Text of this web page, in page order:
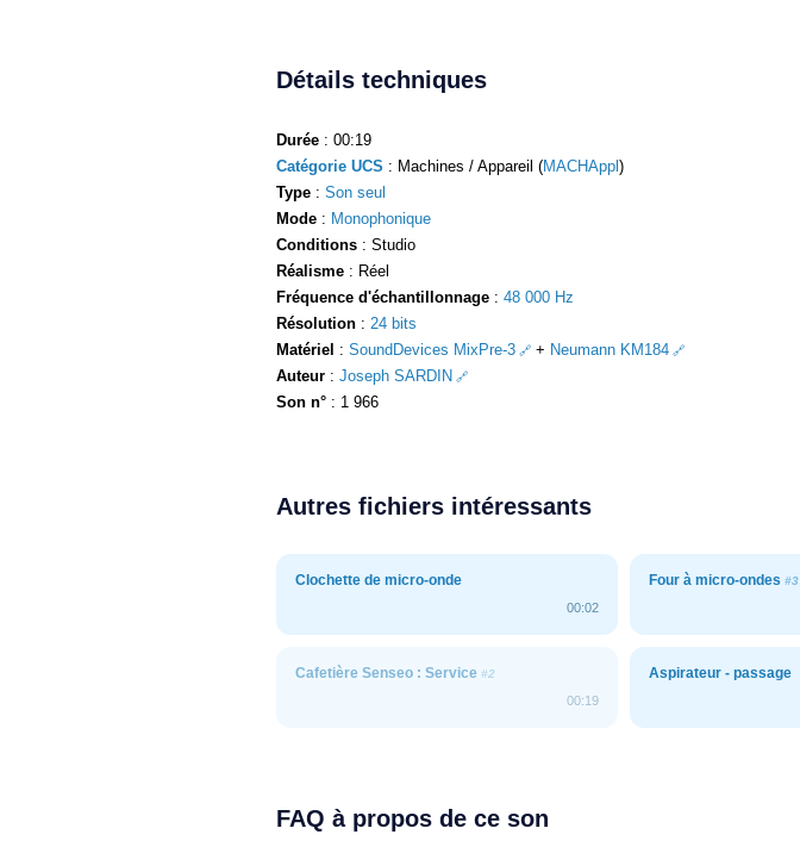
Détails techniques
Durée : 00:19
Catégorie UCS : Machines / Appareil (MACHAppl)
Type : Son seul
Mode : Monophonique
Conditions : Studio
Réalisme : Réel
Fréquence d'échantillonnage : 48 000 Hz
Résolution : 24 bits
Matériel : SoundDevices MixPre-3 + Neumann KM184
Auteur : Joseph SARDIN
Son n° : 1 966
Autres fichiers intéressants
Clochette de micro-onde
00:02
Four à micro-ondes #3
Cafetière Senseo : Service #2
00:19
Aspirateur - passage
FAQ à propos de ce son